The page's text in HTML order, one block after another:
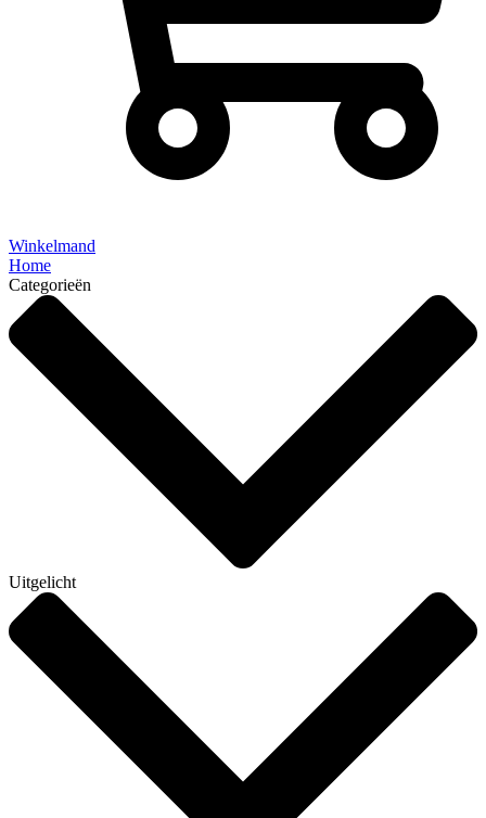
Winkelmand
Home
Categorieën
Uitgelicht